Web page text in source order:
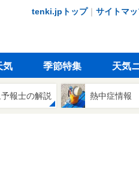
tenki.jpトップ｜ サイトマ
気 季節特集 天気
報士の解説 熱中症情報